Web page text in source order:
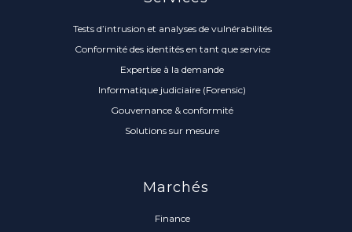
Tests d’intrusion et analyses de vulnérabilités
Conformité des identités en tant que service
Expertise à la demande
Informatique judiciaire (Forensic)
Gouvernance & conformité
Solutions sur mesure
Marchés
Finance